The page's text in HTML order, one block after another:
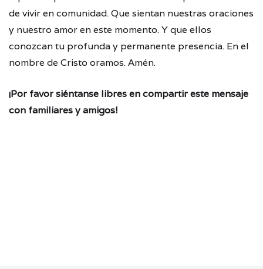
de vivir en comunidad. Que sientan nuestras oraciones
y nuestro amor en este momento. Y que ellos
conozcan tu profunda y permanente presencia. En el
nombre de Cristo oramos. Amén.
¡Por favor siéntanse libres en compartir este mensaje
con familiares y amigos!